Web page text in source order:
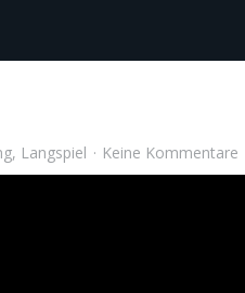
, Langspiel Keine Kommentare